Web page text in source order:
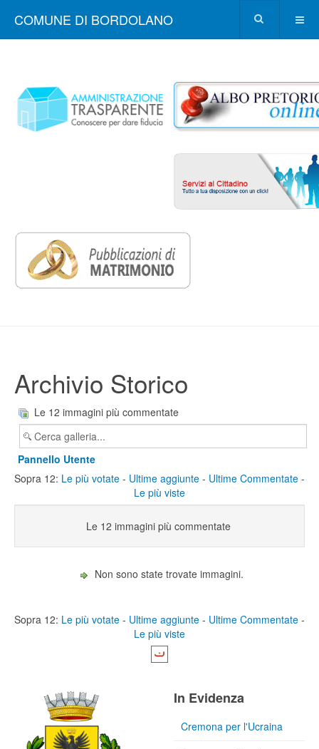
COMUNE DI BORDOLANO
Archivio Storico
Le 12 immagini più commentate
Pannello Utente
Sopra 12: Le più votate - Ultime aggiunte - Ultime Commentate -
Le più viste
Le 12 immagini più commentate
Non sono state trovate immagini.
Sopra 12: Le più votate - Ultime aggiunte - Ultime Commentate -
Le più viste
In Evidenza
Cremona per l'Ucraina